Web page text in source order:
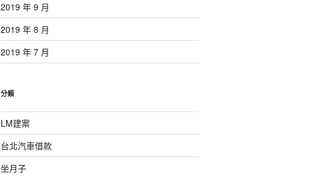
2019 年 9 月
2019 年 8 月
2019 年 7 月
分類
LM建案
台北汽車借款
坐月子